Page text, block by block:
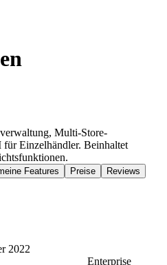
Multi-Store-
für Einzelhändler. Beinhaltet
Features Preise Reviews
2022
Enterprise